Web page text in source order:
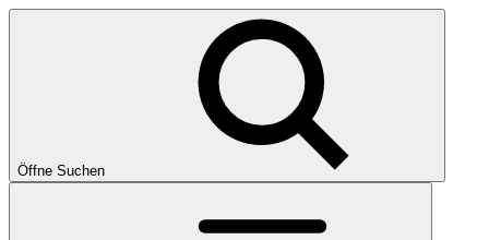
Öffne Suchen